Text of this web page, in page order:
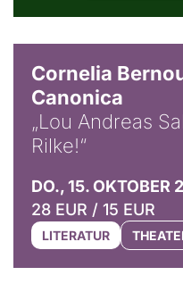
Cornelia
Canonica
„Lou Andreas
Rilke!“
DO., 15. OKTOBER
28 EUR / 15 EUR
LITERATUR